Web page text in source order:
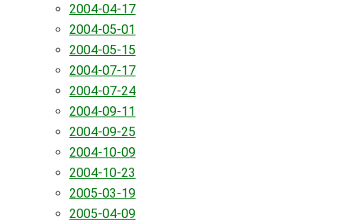
2004-04-17
2004-05-01
2004-05-15
2004-07-17
2004-07-24
2004-09-11
2004-09-25
2004-10-09
2004-10-23
2005-03-19
2005-04-09